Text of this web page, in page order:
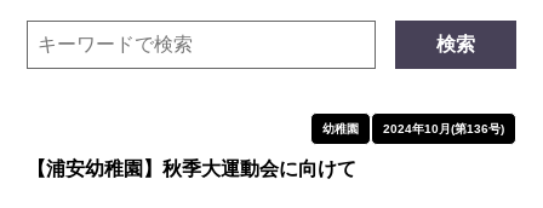
検索
幼稚園 2024年10月(第136号)
【浦安幼稚園】秋季大運動会に向けて